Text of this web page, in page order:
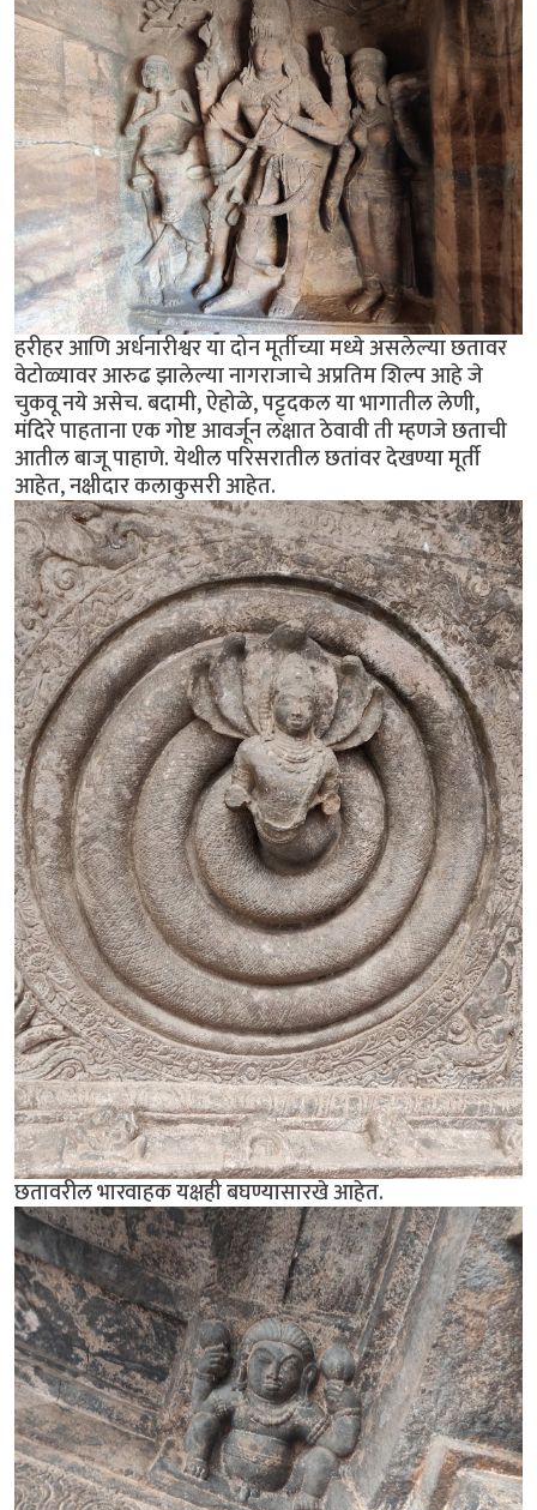
हरीहर आणि अर्धनारीश्वर या दोन मूर्तीच्या मध्ये असलेल्या छतावर
वेटोळ्यावर आरुढ झालेल्या नागराजाचे अप्रतिम शिल्प आहे जे
चुकवू नये असेच. बदामी, ऐहोळे, पट्ट्दकल या भागातील लेणी,
मंदिरे पाहताना एक गोष्ट आवर्जून लक्षात ठेवावी ती म्हणजे छताची
आतील बाजू पाहाणे. येथील परिसरातील छतांवर देखण्या मूर्ती
आहेत, नक्षीदार कलाकुसरी आहेत.
छतावरील भारवाहक यक्षही बघण्यासारखे आहेत.